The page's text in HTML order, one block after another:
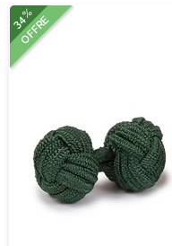
34%
OFFRE